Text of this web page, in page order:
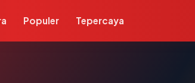
Populer Tepercaya